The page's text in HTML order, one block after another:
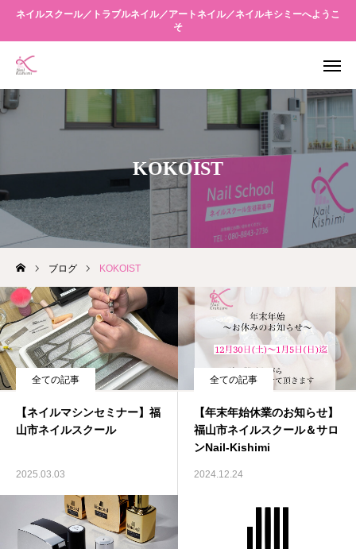
ネイルスクール／トラブルネイル／アートネイル／ネイルキシミーへようこ
そ
KOKOIST
ブログ KOKOIST
全ての記事
【ネイルマシンセミナー】福
山市ネイルスクール
2025.03.03
全ての記事
【年末年始休業のお知らせ】
福山市ネイルスクール＆サロ
ンNail-Kishimi
2024.12.24
WEB予約 アクセス
Instagram
メニュー案内
スクール
キシミーネクスト
ブログ
よくある質問
アクセス・営業時間